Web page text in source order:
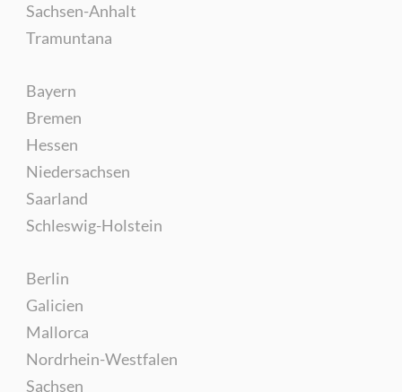
Sachsen-Anhalt
Tramuntana
Bayern
Bremen
Hessen
Niedersachsen
Saarland
Schleswig-Holstein
Berlin
Galicien
Mallorca
Nordrhein-Westfalen
Sachsen